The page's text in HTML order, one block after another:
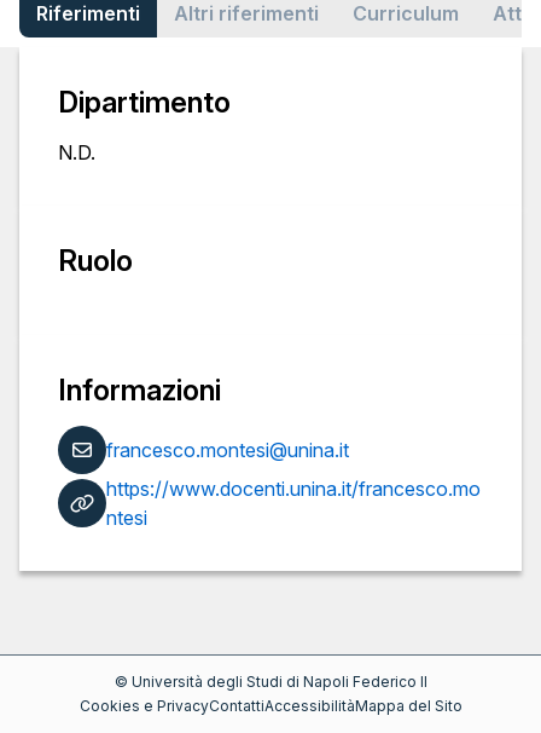
Riferimenti Altri riferimenti Curriculum
Dipartimento
N.D.
Ruolo
Informazioni
francesco.montesi@unina.it
https://www.docenti.unina.it/francesco.mo
ntesi
© Università degli Studi di Napoli Federico II
Cookies e PrivacyContattiAccessibilitàMappa del Sito